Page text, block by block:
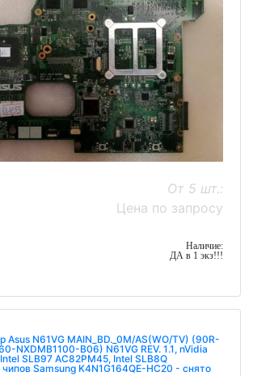
От 5 шт.:
Цена по запросу
Наличие:
ДА в 1 экз!!!
Asus N61VG MAIN_BD._0M/AS(WO/TV) (90R-
NXDMB1100-B06) N61VG REV. 1.1, nVidia
SLB97 AC82PM45, Intel SLB8Q
Samsung K4N1G164QE-HC20 - снято